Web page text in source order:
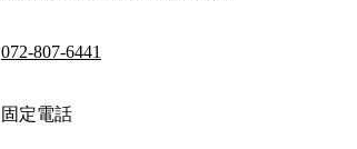
072-807-6441
固定電話